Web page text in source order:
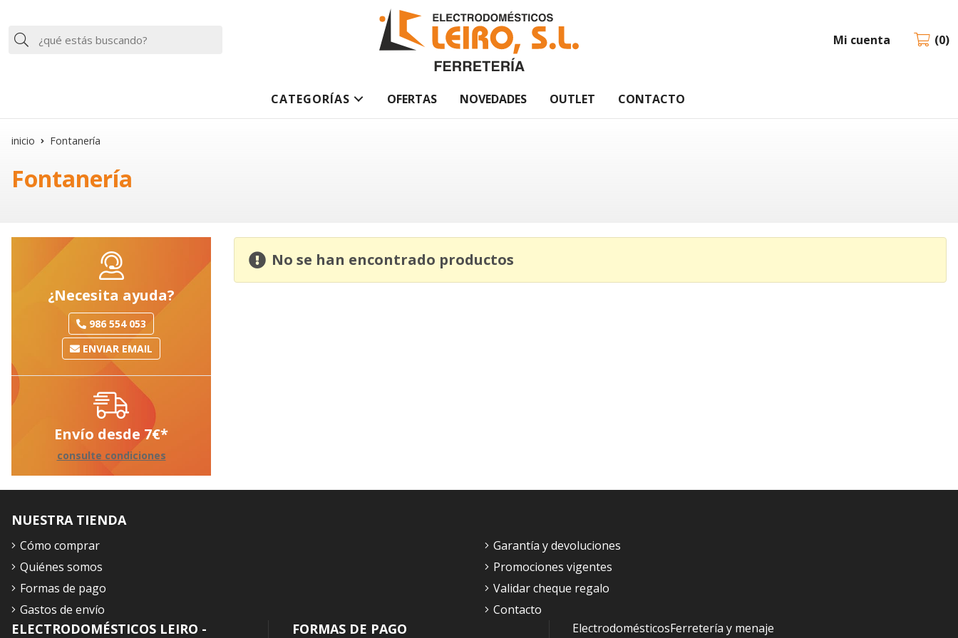
Buscar Mi cuenta 0
CATEGORÍAS OFERTAS NOVEDADES OUTLET CONTACTO
inicio Fontanería
Fontanería
No se han encontrado productos
¿Necesita ayuda?
986 554 053
ENVIAR EMAIL
Envío desde 7€*
consulte condiciones
ELECTRODOMÉSTICOS LEIRO -
FORMAS DE PAGO
NUESTRA TIENDA
Cómo comprar
Quiénes somos
Formas de pago
Gastos de envío
Garantía y devoluciones
Promociones vigentes
Validar cheque regalo
Contacto
ElectrodomésticosFerretería y menaje